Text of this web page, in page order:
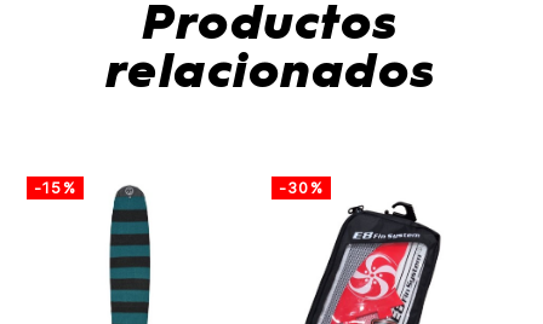
Productos
relacionados
-15% -30%